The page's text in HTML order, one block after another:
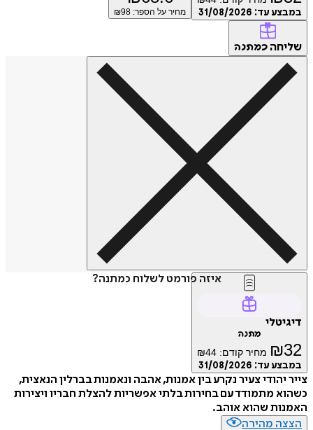
עד:31/08/2026 מחיר על הספר: ₪98
כמתנה
איזה פורמט לשלוח כמתנה?
₪ מחיר קודם: ₪44
עד:31/08/2026
צעיר נקרע בין אמנות, אהבה ונאמנות בברלין הנאצית,
מתמודד עם בחירות בלתי אפשריות להצלת חבריו ויצירות
שהוא אוהב.
מהירה